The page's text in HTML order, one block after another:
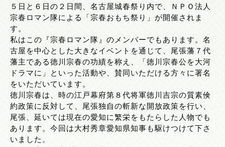
５日と６日の２日間、名古屋城春祭り内で、ＮＰＯ法人
宗春ロマン隊による「宗春おもち祭り」が開催されま
す。
私はこの『宗春ロマン隊』のメンバーでもあります。名
古屋を中心とした大きなイベントを通じて、尾張藩７代
藩主である徳川宗春の功績を称え、「徳川宗春公を大河
ドラマに」といった活動や、賛同いただける方々に署名
をいただいています。
徳川宗春は、時の江戸幕府第８代将軍徳川吉宗の質素倹
約政策に反対して、尾張独自の斬新な開放政策を行い、
尾張、延いては現在の愛知に繁栄をもたらした人物でも
あります。今回は大村秀章愛知県知事も駆けつけて下さ
いました。